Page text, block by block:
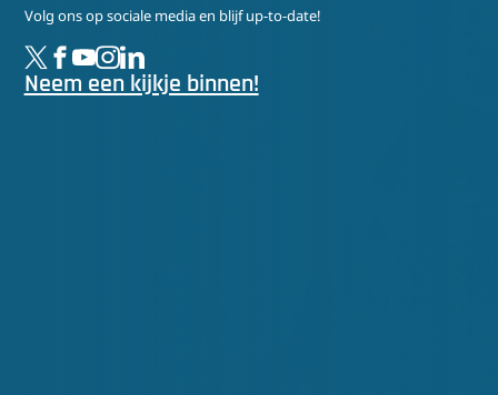
Volg ons op sociale media en blijf up-to-date!
Neem een kijkje binnen!